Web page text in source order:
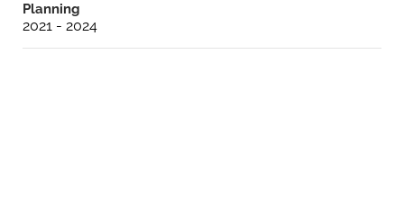
Planning
2021 - 2024